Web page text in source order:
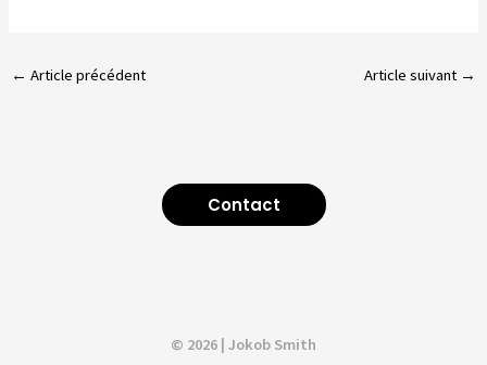
← Article précédent Article suivant →
Contact
© 2026 | Jokob Smith